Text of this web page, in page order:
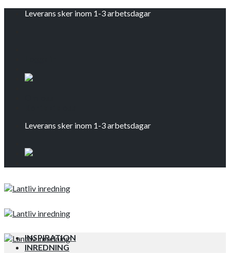
Leverans sker inom 1-3 arbetsdagar
Leverans sker inom 1-3 arbetsdagar
INSPIRATION
INREDNING